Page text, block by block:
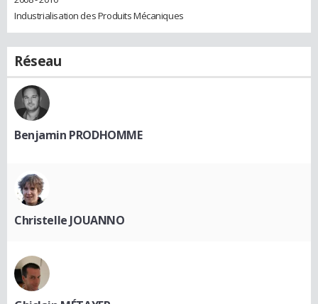
Industrialisation des Produits Mécaniques
Réseau
Benjamin PRODHOMME
Christelle JOUANNO